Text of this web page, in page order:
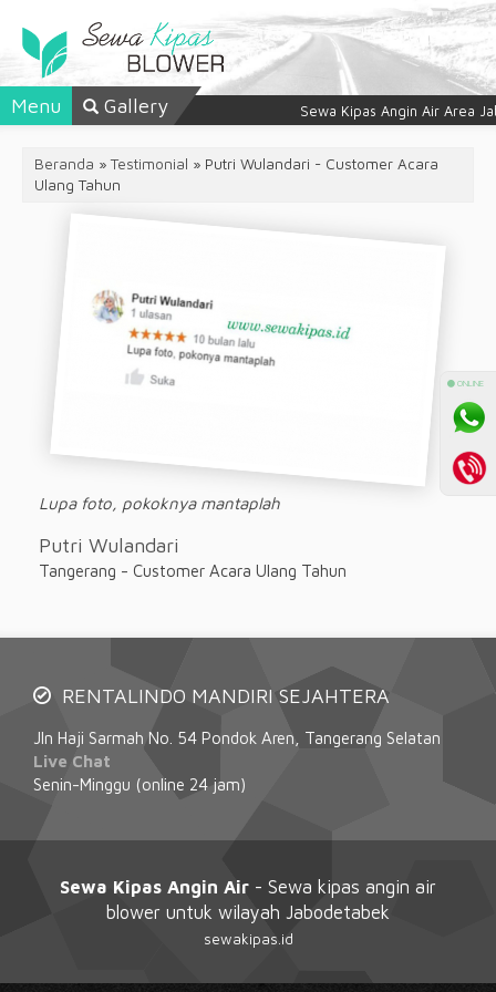
Sewa Kipas Angin Air Area
Menu Gallery
Beranda »Testimonial » Putri Wulandari - Customer Acara
Ulang Tahun
Lupa foto, pokoknya mantaplah
Putri Wulandari
Tangerang - Customer Acara Ulang Tahun
RENTALINDO MANDIRI SEJAHTERA
Jln Haji Sarmah No. 54 Pondok Aren, Tangerang Selatan
Live Chat
Senin-Minggu (online 24 jam)
Sewa Kipas Angin Air - Sewa kipas angin air
blower untuk wilayah Jabodetabek
sewakipas.id
⚫ ONLINE